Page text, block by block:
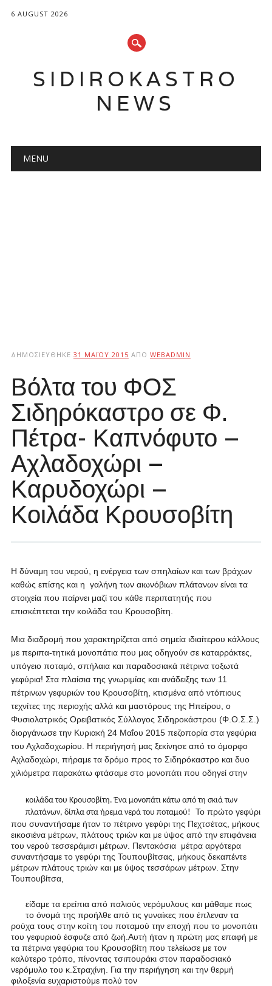
6 AUGUST 2026
SIDIROKASTRO
NEWS
Main menu
MENU
ΔΗΜΟΣΙΕΎΘΗΚΕ 31 ΜΑΪ́ΟΥ 2015 ΑΠΌ WEBADMIN
Βόλτα του ΦΟΣ
Σιδηρόκαστρο σε Φ.
Πέτρα- Καπνόφυτο –
Αχλαδοχώρι –
Καρυδοχώρι –
Κοιλάδα Κρουσοβίτη
Η δύναμη του νερού, η ενέργεια των σπηλαίων και των βράχων
καθώς επίσης και η γαλήνη των αιωνόβιων πλάτανων είναι τα
στοιχεία που παίρνει μαζί του κάθε περιπατητής που
επισκέπτεται την κοιλάδα του Κρουσοβίτη.
Μια διαδρομή που χαρακτηρίζεται από σημεία ιδιαίτερου κάλλους
με περιπα-τητικά μονοπάτια που μας οδηγούν σε καταρράκτες,
υπόγειο ποταμό, σπήλαια και παραδοσιακά πέτρινα τοξωτά
γεφύρια! Στα πλαίσια της γνωριμίας και ανάδειξης των 11
πέτρινων γεφυριών του Κρουσοβίτη, κτισμένα από ντόπιους
τεχνίτες της περιοχής αλλά και μαστόρους της Ηπείρου, ο
Φυσιολατρικός Ορειβατικός Σύλλογος Σιδηροκάστρου (Φ.Ο.Σ.Σ.)
διοργάνωσε την Κυριακή 24 Μαΐου 2015 πεζοπορία στα γεφύρια
του Αχλαδοχωρίου. Η περιήγησή μας ξεκίνησε από το όμορφο
Αχλαδοχώρι, πήραμε τα δρόμο προς το Σιδηρόκαστρο και δυο
χιλιόμετρα παρακάτω φτάσαμε στο μονοπάτι που οδηγεί στην
κοιλάδα του Κρουσοβίτη. Ένα μονοπάτι κάτω από τη σκιά των
πλατάνων, δίπλα στα ήρεμα νερά του ποταμού!
Το πρώτο γεφύρι
που συναντήσαμε ήταν το πέτρινο γεφύρι της Πεχτσέτας, μήκους
εικοσιένα μέτρων, πλάτους τριών και με ύψος από την επιφάνεια
του νερού τεσσεράμισι μέτρων. Πεντακόσια μέτρα αργότερα
συναντήσαμε το γεφύρι της Τουπουβίτσας, μήκους δεκαπέντε
μέτρων πλάτους τριών και με ύψος τεσσάρων μέτρων. Στην
Τουπουβίτσα,
είδαμε τα ερείπια από παλιούς νερόμυλους και μάθαμε πως
το όνομά της προήλθε από τις γυναίκες που έπλεναν τα
ρούχα τους στην κοίτη του ποταμού την εποχή που το μονοπάτι
του γεφυριού έσφυζε από ζωή.Αυτή ήταν η πρώτη μας επαφή με
τα πέτρινα γεφύρια του Κρουσοβίτη που τελείωσε με τον
καλύτερο τρόπο, πίνοντας τσιπουράκι στον παραδοσιακό
νερόμυλο του κ.Στραχίνη. Για την περιήγηση και την θερμή
φιλοξενία ευχαριστούμε πολύ τον